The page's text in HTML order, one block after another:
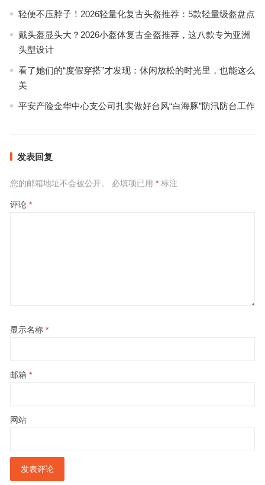
轻便不压脖子！2026轻量化复古头盔推荐：5款轻量级盔盘点
戴头盔显头大？2026小盔体复古全盔推荐，这八款专为亚洲
头型设计
看了她们的“度假穿搭”才发现：休闲放松的时光里，也能这么
美
平安产险金华中心支公司扎实做好台风“白海豚”防汛防台工作
发表回复
您的邮箱地址不会被公开。 必填项已用 *标注
评论 *
显示名称 *
邮箱 *
网站